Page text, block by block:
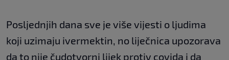
Posljednjih dana sve je više vijesti o ljudima
koji uzimaju ivermektin, no liječnica upozorava
da to nije čudotvorni lijek protiv covida i da